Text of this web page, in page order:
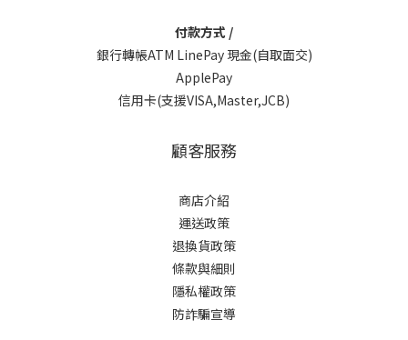
付款方式 /
銀行轉帳ATM LinePay 現金(自取面交)
ApplePay
信用卡(支援VISA,Master,JCB)
顧客服務
商店介紹
運送政策
退換貨政策
條款與細則
隱私權政策
防詐騙宣導